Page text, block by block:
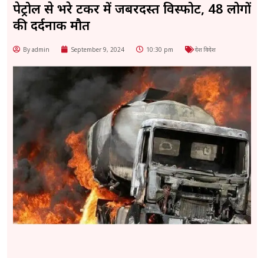
पेट्रोल से भरे टैंकर में जबरदस्त विस्फोट, 48 लोगों
की दर्दनाक मौत
By admin September 9, 2024 10:30 pm देश विदेश